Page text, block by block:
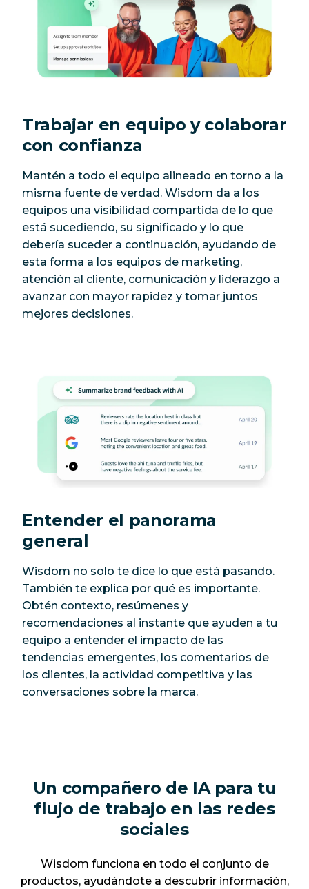
Trabajar en equipo y colaborar
con confianza
Mantén a todo el equipo alineado en torno a la
misma fuente de verdad. Wisdom da a los
equipos una visibilidad compartida de lo que
está sucediendo, su significado y lo que
debería suceder a continuación, ayudando de
esta forma a los equipos de marketing,
atención al cliente, comunicación y liderazgo a
avanzar con mayor rapidez y tomar juntos
mejores decisiones.
Entender el panorama
general
Wisdom no solo te dice lo que está pasando.
También te explica por qué es importante.
Obtén contexto, resúmenes y
recomendaciones al instante que ayuden a tu
equipo a entender el impacto de las
tendencias emergentes, los comentarios de
los clientes, la actividad competitiva y las
conversaciones sobre la marca.
Un compañero de IA para tu
flujo de trabajo en las redes
sociales
Wisdom funciona en todo el conjunto de
productos, ayudándote a descubrir información,